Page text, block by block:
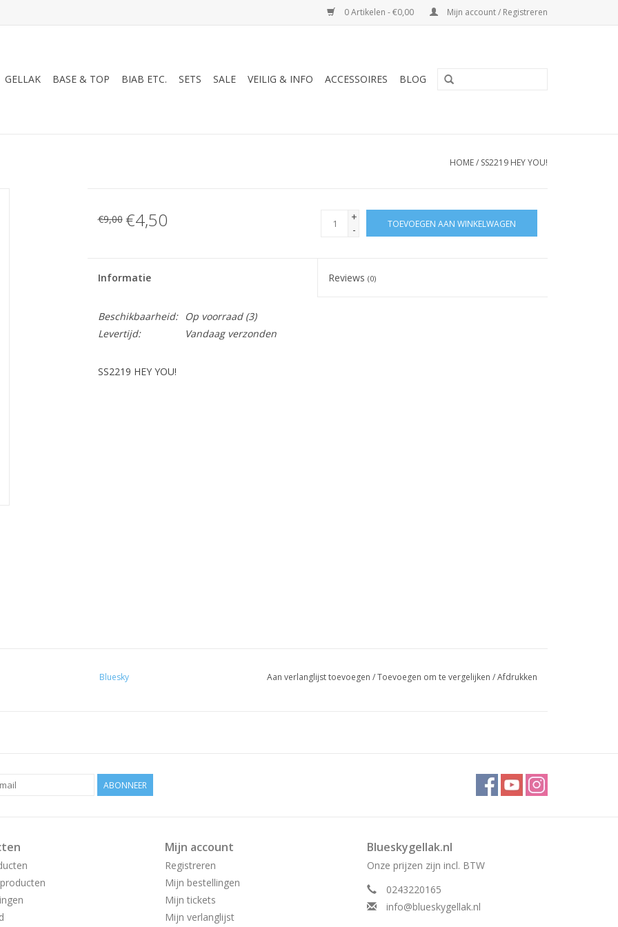
0 Artikelen - €0,00 Mijn account / Registreren
GELLAK BASE & TOP BIAB ETC. SETS SALE VEILIG & INFO ACCESSOIRES BLOG
HOME/ SS2219 HEY YOU!
€9,00 €4,50
+
-
TOEVOEGEN AAN WINKELWAGEN
Informatie Reviews(0)
Beschikbaarheid: Op voorraad(3)
Levertijd:
Vandaag verzonden
SS2219 HEY YOU!
Bluesky Aan verlanglijst toevoegen /Toevoegen om te vergelijken /Afdrukken
ABONNEER
Mijn account
Registreren
Mijn bestellingen
Mijn tickets
Mijn verlanglijst
Blueskygellak.nl
Onze prijzen zijn incl. BTW
0243220165
info@blueskygellak.nl